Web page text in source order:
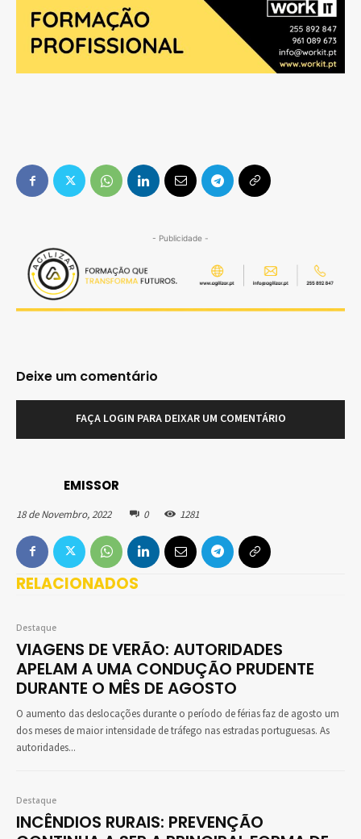
EMISSOR
18 de Novembro, 2022 0 1281
RELACIONADOS
Destaque
VIAGENS DE VERÃO: AUTORIDADES
APELAM A UMA CONDUÇÃO PRUDENTE
DURANTE O MÊS DE AGOSTO
O aumento das deslocações durante o período de férias faz de agosto um
dos meses de maior intensidade de tráfego nas estradas portuguesas. As
autoridades...
Destaque
INCÊNDIOS RURAIS: PREVENÇÃO
- Publicidade -
Deixe um comentário
FAÇA LOGIN PARA DEIXAR UM COMENTÁRIO